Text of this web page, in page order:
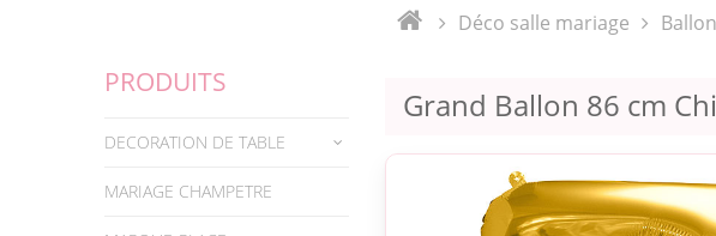
PRODUITS
DECORATION DE TABLE
MARIAGE CHAMPETRE
Déco salle mariage
Grand Ballon 86 cm